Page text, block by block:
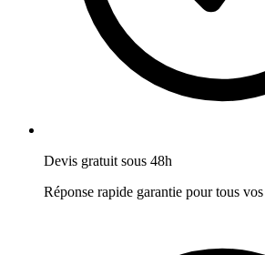
Devis gratuit sous 48h
Réponse rapide garantie pour tous